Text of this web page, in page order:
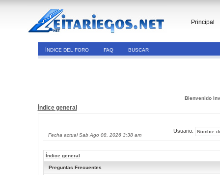
Principal
ÍNDICE DEL FORO FAQ BUSCAR
Bienvenido
Índice general
Fecha actual Sab Ago 08, 2026 3:38 am
Usuario:
Índice general
Preguntas Frecuentes